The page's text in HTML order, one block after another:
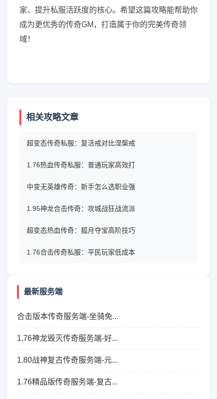
家、提升私服活跃度的核心。希望这篇攻略能帮助你
成为更优秀的传奇GM，打造属于你的完美传奇领
域！
相关攻略文章
超变态传奇私服：复活戒对比涅槃戒
1.76热血传奇私服：普通玩家高效打
中变无英雄传奇：新手怎么选职业强
1.95神龙合击传奇：攻城战狂战流派
超变态热血传奇：狐月夺宝高阶技巧
1.76合击传奇私服：平民玩家低成本
最新服务端
合击版本传奇服务端-坐骑免...
1.76神龙毁灭传奇服务端-好...
1.80战神复古传奇服务端-元...
1.76精品版传奇服务端-复古...